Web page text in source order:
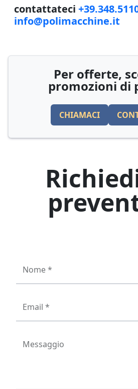
contattateci
info@polimacchine.it
Per offerte,
promozioni di
CHIAMACI
Nome *
Email *
Messaggio